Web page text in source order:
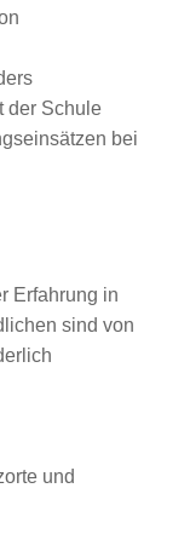
der Schule
bei
Erfahrung in
sind von
und